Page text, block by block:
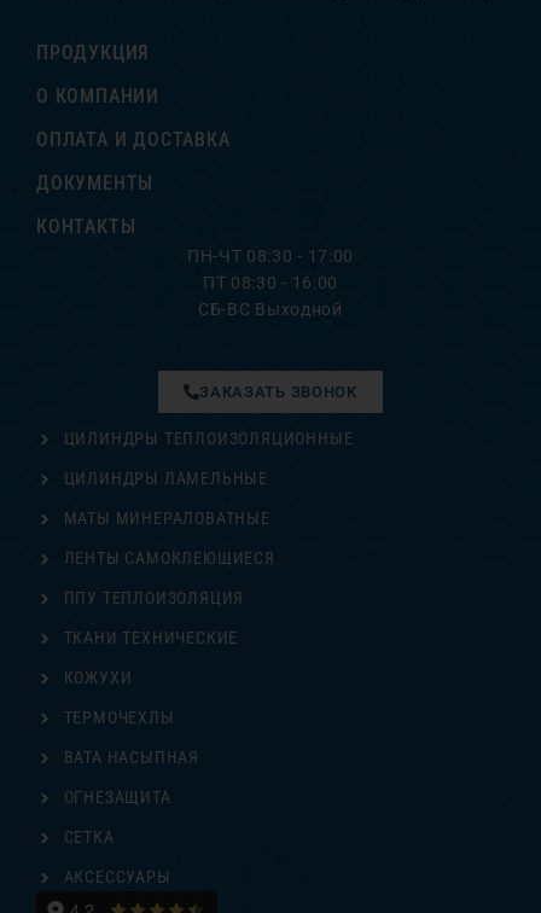
ПРОДУКЦИЯ
О КОМПАНИИ
ОПЛАТА И ДОСТАВКА
ДОКУМЕНТЫ
КОНТАКТЫ
ПН-ЧТ 08:30 - 17:00
ПТ 08:30 - 16:00
СБ-ВС Выходной
ЦИЛИНДРЫ ТЕПЛОИЗОЛЯЦИОННЫЕ
ЦИЛИНДРЫ ЛАМЕЛЬНЫЕ
МАТЫ МИНЕРАЛОВАТНЫЕ
ЛЕНТЫ САМОКЛЕЮЩИЕСЯ
ППУ ТЕПЛОИЗОЛЯЦИЯ
ТКАНИ ТЕХНИЧЕСКИЕ
ЗАКАЗАТЬ ЗВОНОК
КОЖУХИ
ТЕРМОЧЕХЛЫ
ВАТА НАСЫПНАЯ
ОГНЕЗАЩИТА
СЕТКА
АКСЕССУАРЫ